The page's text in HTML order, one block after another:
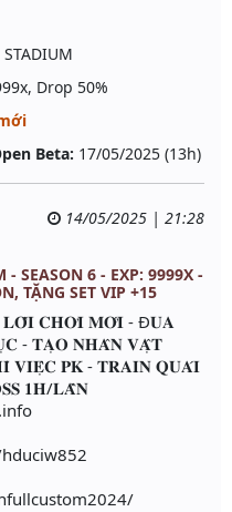
STADIUM
Drop 50%
Beta: 17/05/2025 (13h)
14/05/2025 | 21:28
SEASON 6 - EXP: 9999X -
TẶNG SET VIP +15
𝐂𝐇𝐎̛𝐈 𝐌𝐎̛́𝐈 - Đ𝐔𝐀
- 𝐓𝐀̣𝐎 𝐍𝐇𝐀̂𝐍 𝐕𝐀̣̂𝐓
𝐕𝐈𝐄̣̂𝐂 𝐏𝐊 - 𝐓𝐑𝐀𝐈𝐍 𝐐𝐔𝐀́𝐈
𝟏𝐇/𝐋𝐀̂̀𝐍